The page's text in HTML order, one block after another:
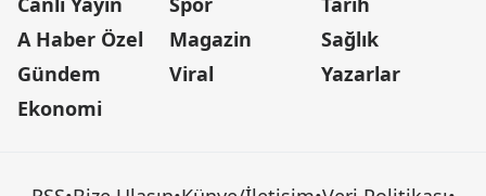
A Haber Özel
Gündem
Ekonomi
Magazin
Viral
Sağlık
Yazarlar